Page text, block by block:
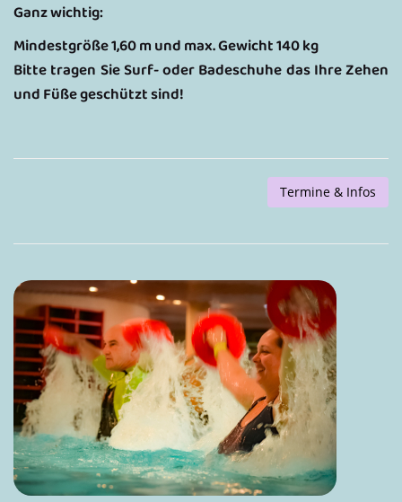
Ganz wichtig:
Mindestgröße 1,60 m und max. Gewicht 140 kg
Bitte tragen Sie Surf- oder Badeschuhe das Ihre Zehen
und Füße geschützt sind!
Termine & Infos